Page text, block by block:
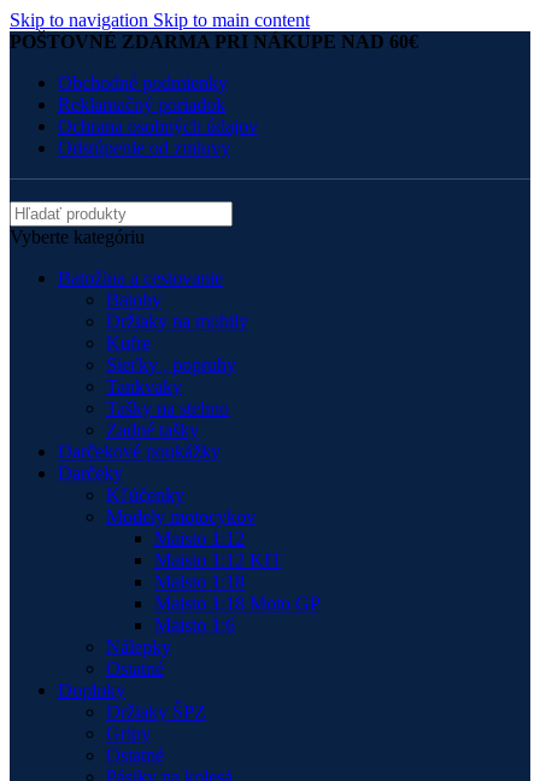
Skip to navigation Skip to main content
POŠTOVNÉ ZDARMA PRI NÁKUPE NAD 60€
Obchodné podmienky
Reklamačný poriadok
Ochrana osobných údajov
Odstúpenie od zmluvy
Vyberte kategóriu
Batožina a cestovanie
Batohy
Držiaky na mobily
Kufre
Sieťky , popruhy
Tankvaky
Tašky na stehno
Zadné tašky
Darčekové poukážky
Darčeky
Kľúčenky
Modely motocykov
Maisto 1:12
Maisto 1:12 KIT
Maisto 1:18
Maisto 1:18 Moto GP
Maisto 1:6
Nálepky
Ostatné
Doplnky
Držiaky ŠPZ
Gripy
Ostatné
Pásiky na kolesá